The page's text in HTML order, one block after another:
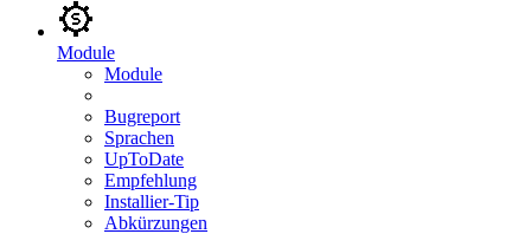
Module
Module
Bugreport
Sprachen
UpToDate
Empfehlung
Installier-Tip
Abkürzungen